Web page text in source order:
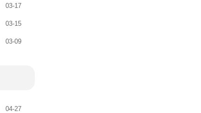
03-17
03-15
03-09
04-27